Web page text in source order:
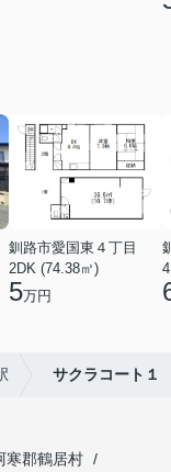
釧路市愛国東４丁目
2DK (74.38㎡)
5万円
サクラコート１
寒郡鶴居村